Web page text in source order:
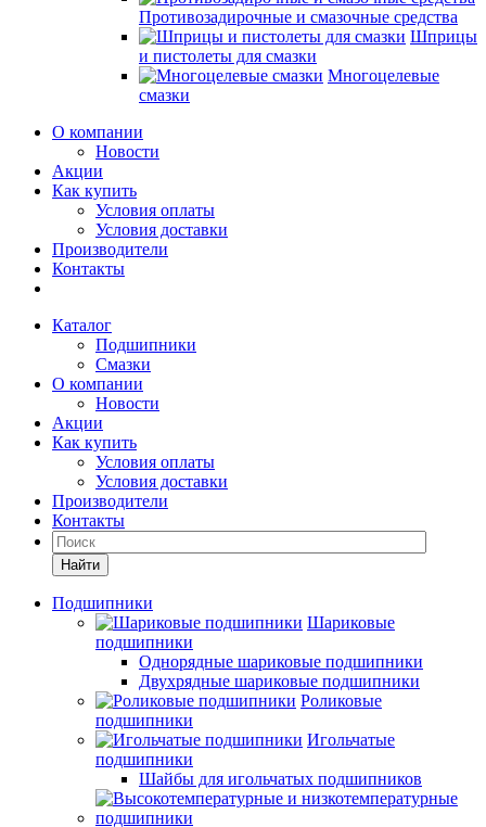
Противозадирочные и смазочные средства
Шприцы
и пистолеты для смазки
Многоцелевые
смазки
О компании
Новости
Акции
Как купить
Условия оплаты
Условия доставки
Производители
Контакты
Каталог
Подшипники
Смазки
О компании
Новости
Акции
Как купить
Условия оплаты
Условия доставки
Производители
Контакты
Найти
Подшипники
Шариковые
подшипники
Однорядные шариковые подшипники
Двухрядные шариковые подшипники
Роликовые
подшипники
Игольчатые
подшипники
Шайбы для игольчатых подшипников